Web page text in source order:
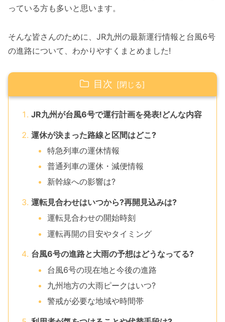
っている方も多いと思います。
そんな皆さんのために、JR九州の最新運行情報と台風6号
の進路について、わかりやすくまとめました!
目次
JR九州が台風6号で運行計画を発表!どんな内容
運休が決まった路線と区間はどこ?
特急列車の運休情報
普通列車の運休・減便情報
新幹線への影響は?
運転見合わせはいつから?再開見込みは?
運転見合わせの開始時刻
運転再開の目安やタイミング
台風6号の進路と大雨の予想はどうなってる?
台風6号の現在地と今後の進路
九州地方の大雨ピークはいつ?
警戒が必要な地域や時間帯